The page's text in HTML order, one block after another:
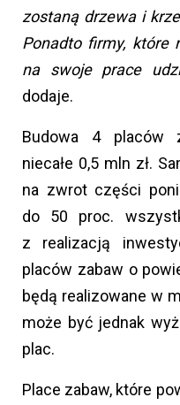
zostaną drzewa i
Ponadto firmy, które
na swoje prace
dodaje.
Budowa 4 placów
niecałe 0,5 mln zł.
na zwrot części
do 50 proc.
z realizacją
placów zabaw o
będą realizowane w
może być jednak
plac.
Place zabaw, które